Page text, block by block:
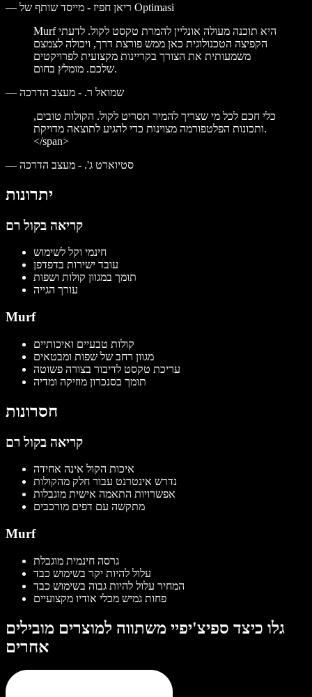
—
ריאן חפיז - מייסד שותף של Optimasi
Murf היא תוכנה מעולה אונליין להמרת טקסט לקול. לדעתי
הקפיצה הטכנולוגית כאן ממש פורצת דרך, ויכולה לצמצם
משמעותית את הצורך בקריינות מקצועית לפרויקטים
שלכם. מומלץ בחום.
— שמואל ר. - מעצב הדרכה
כלי חכם לכל מי שצריך להמיר תסריט לקול. הקולות טובים,
ותכונות הפלטפורמה מצוינות כדי להגיע לתוצאה מדויקת.
</span>
— סטיוארט ג'. - מעצב הדרכה
יתרונות
קריאה בקול רם
חינמי וקל לשימוש
עובד ישירות בדפדפן
תומך במגוון קולות ושפות
עורך הגייה
Murf
קולות טבעיים ואיכותיים
מגוון רחב של שפות ומבטאים
עריכת טקסט לדיבור בצורה פשוטה
תומך בסנכרון מוזיקה ומדיה
חסרונות
קריאה בקול רם
איכות הקול אינה אחידה
נדרש אינטרנט עבור חלק מהקולות
אפשרויות התאמה אישית מוגבלות
מתקשה עם דפים מורכבים
Murf
גרסה חינמית מוגבלת
עלול להיות יקר בשימוש כבד
המחיר עלול להיות גבוה בשימוש כבד
פחות גמיש מכלי אודיו מקצועיים
גלו כיצד ספיצ'יפיי משתווה למוצרים מובילים
אחרים